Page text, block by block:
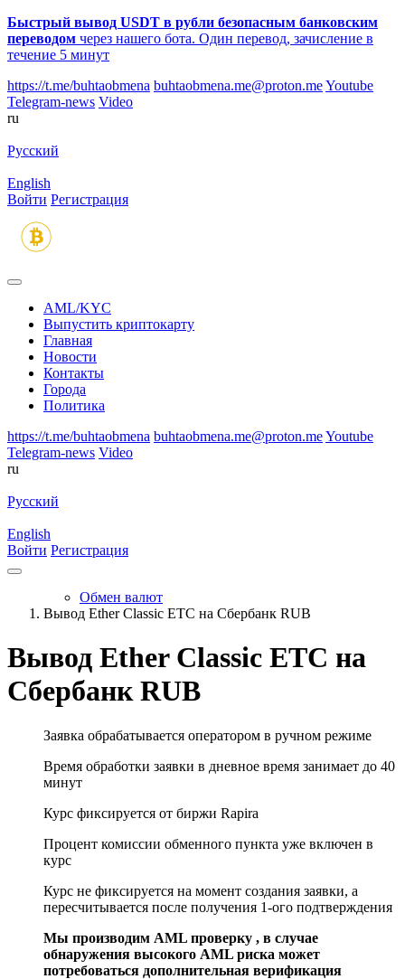
Быстрый вывод USDT в рубли безопасным банковским
переводом через нашего бота. Один перевод, зачисление в
течение 5 минут
https://t.me/buhtaobmena buhtaobmena.me@proton.meYoutube
Telegram-news Video
ru
Русский
English
Войти Регистрация
AML/KYC
Выпустить криптокарту
Главная
Новости
Контакты
Города
Политика
https://t.me/buhtaobmena buhtaobmena.me@proton.meYoutube
Telegram-news Video
ru
Русский
English
Войти Регистрация
Обмен валют
Вывод Ether Classic ETC на Сбербанк RUB
Вывод Ether Classic ETC на
Сбербанк RUB
Заявка обрабатывается оператором в ручном режиме
Время обработки заявки в дневное время занимает до 40
минут
Курс фиксируется от биржи Rapira
Процент комиссии обменного пункта уже включен в
курс
Курс не фиксируется на момент создания заявки, а
пересчитывается после получения 1-ого подтверждения
Мы производим AML проверку , в случае
обнаружения высокого AML риска может
потребоваться дополнительная верификация